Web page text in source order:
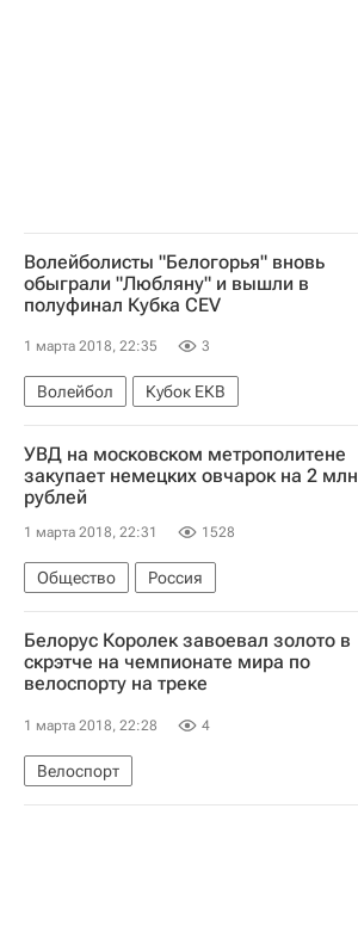
Волейболисты "Белогорья" вновь
обыграли "Любляну" и вышли в
полуфинал Кубка CEV
1 марта 2018, 22:35 3
Волейбол
Кубок ЕКВ
Белогорье (Белгород)
Любляна
УВД на московском метрополитене
закупает немецких овчарок на 2 млн
рублей
1 марта 2018, 22:31 1528
Общество Россия
Белорус Королек завоевал золото в
скрэтче на чемпионате мира по
велоспорту на треке
1 марта 2018, 22:28 4
Велоспорт